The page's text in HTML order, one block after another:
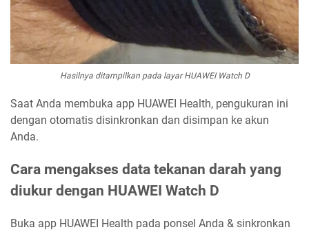
Hasilnya ditampilkan pada layar HUAWEI Watch D
Saat Anda membuka app HUAWEI Health, pengukuran ini
dengan otomatis disinkronkan dan disimpan ke akun
Anda.
Cara mengakses data tekanan darah yang
diukur dengan HUAWEI Watch D
Buka app HUAWEI Health pada ponsel Anda & sinkronkan